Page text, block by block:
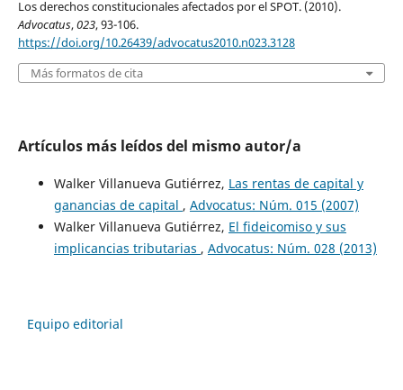
Los derechos constitucionales afectados por el SPOT. (2010).
Advocatus,023, 93-106.
https://doi.org/10.26439/advocatus2010.n023.3128
Más formatos de cita
Artículos más leídos del mismo autor/a
Walker Villanueva Gutiérrez, Las rentas de capital y
ganancias de capital , Advocatus: Núm. 015 (2007)
Walker Villanueva Gutiérrez, El fideicomiso y sus
implicancias tributarias , Advocatus: Núm. 028 (2013)
Equipo editorial